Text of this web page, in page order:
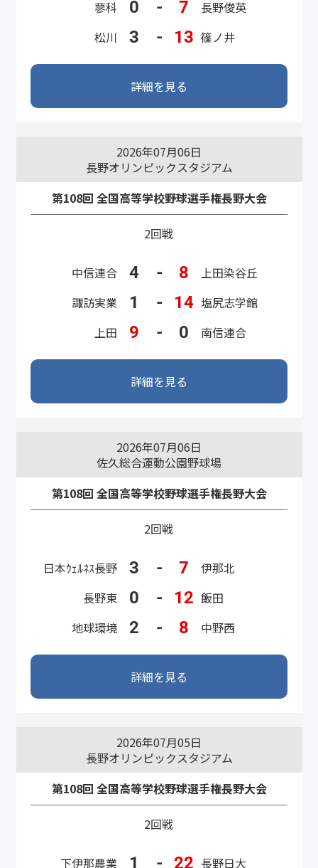
蓼科
0 - 7
長野俊英
松川
3 - 13 篠ノ井
詳細を見る
2026年07月06日
長野オリンピックスタジアム
第108回 全国高等学校野球選手権長野大会
2回戦
中信連合 4 - 8
上田染谷丘
諏訪実業
1 - 14 塩尻志学館
上田
9 - 0 南信連合
詳細を見る
2026年07月06日
佐久総合運動公園野球場
第108回 全国高等学校野球選手権長野大会
2回戦
日本ｳｪﾙﾈｽ長野 3 - 7
伊那北
長野東
0 - 12 飯田
地球環境
2 - 8 中野西
詳細を見る
2026年07月05日
長野オリンピックスタジアム
第108回 全国高等学校野球選手権長野大会
2回戦
下伊那農業 1 - 22 長野日大